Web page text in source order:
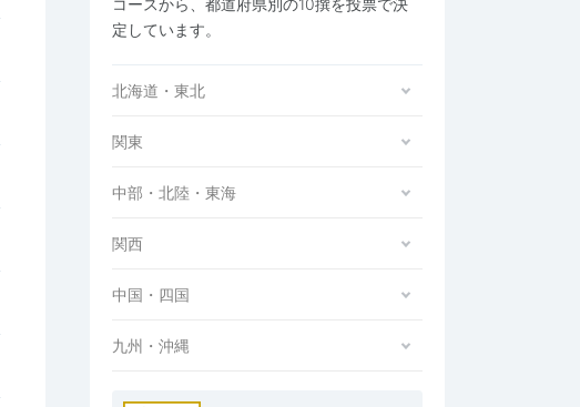
コースから、都道府県別の10撰を投票で決
定しています。
北海道・東北
関東
中部・北陸・東海
関西
中国・四国
九州・沖縄